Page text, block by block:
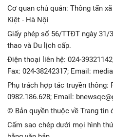
Cơ quan chủ quản: Thông tấn
Kiệt - Hà Nội
Giấy phép số 56/TTĐT ngày 31/
thao và Du lịch cấp.
Điện thoại liên hệ: 024-
Fax: 024-38242317; Email:
Phụ trách hợp tác truyền
0982.186.628; Email:
© Bản quyền thuộc về Trang tin
Cấm sao chép dưới mọi hình